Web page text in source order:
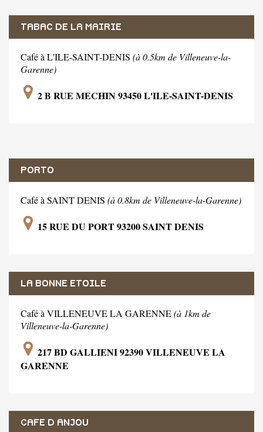
TABAC DE LA MAIRIE
Café à L'ILE-SAINT-DENIS (à 0.5km de Villeneuve-la-
Garenne)
2 B RUE MECHIN 93450 L'ILE-SAINT-DENIS
PORTO
Café à SAINT DENIS (à 0.8km de Villeneuve-la-Garenne)
15 RUE DU PORT 93200 SAINT DENIS
LA BONNE ETOILE
Café à VILLENEUVE LA GARENNE(à 1km de
Villeneuve-la-Garenne)
217 BD GALLIENI 92390 VILLENEUVE LA
GARENNE
CAFE D ANJOU